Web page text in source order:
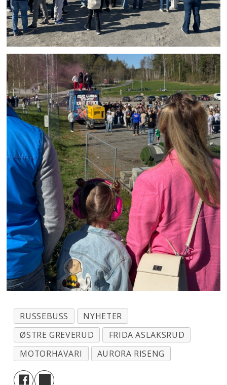
RUSSEBUSS
NYHETER
ØSTRE GREVERUD
FRIDA ASLAKSRUD
MOTORHAVARI
AURORA RISENG